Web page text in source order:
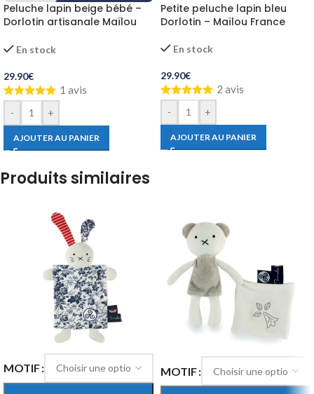
Peluche lapin beige bébé –
Dorlotin artisanale Maïlou
En stock
29.90€
1 avis
- +
AJOUTER AU PANIER
Petite peluche lapin bleu
Dorlotin – Maïlou France
En stock
29.90€
2 avis
- +
AJOUTER AU PANIER
Produits similaires
MOTIF MOTIF